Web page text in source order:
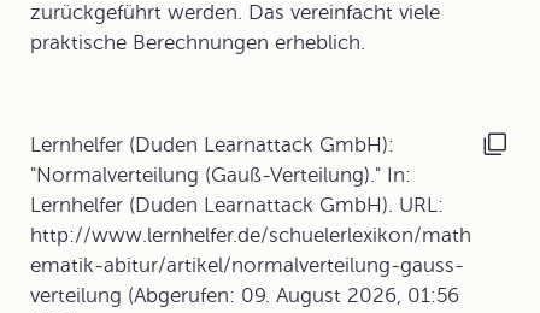
zurückgeführt werden. Das vereinfacht viele
praktische Berechnungen erheblich.
Lernhelfer (Duden Learnattack GmbH):
"Normalverteilung (Gauß-Verteilung)." In:
Lernhelfer (Duden Learnattack GmbH). URL:
http://www.lernhelfer.de/schuelerlexikon/math
ematik-abitur/artikel/normalverteilung-gauss-
verteilung (Abgerufen: 09. August 2026, 01:56